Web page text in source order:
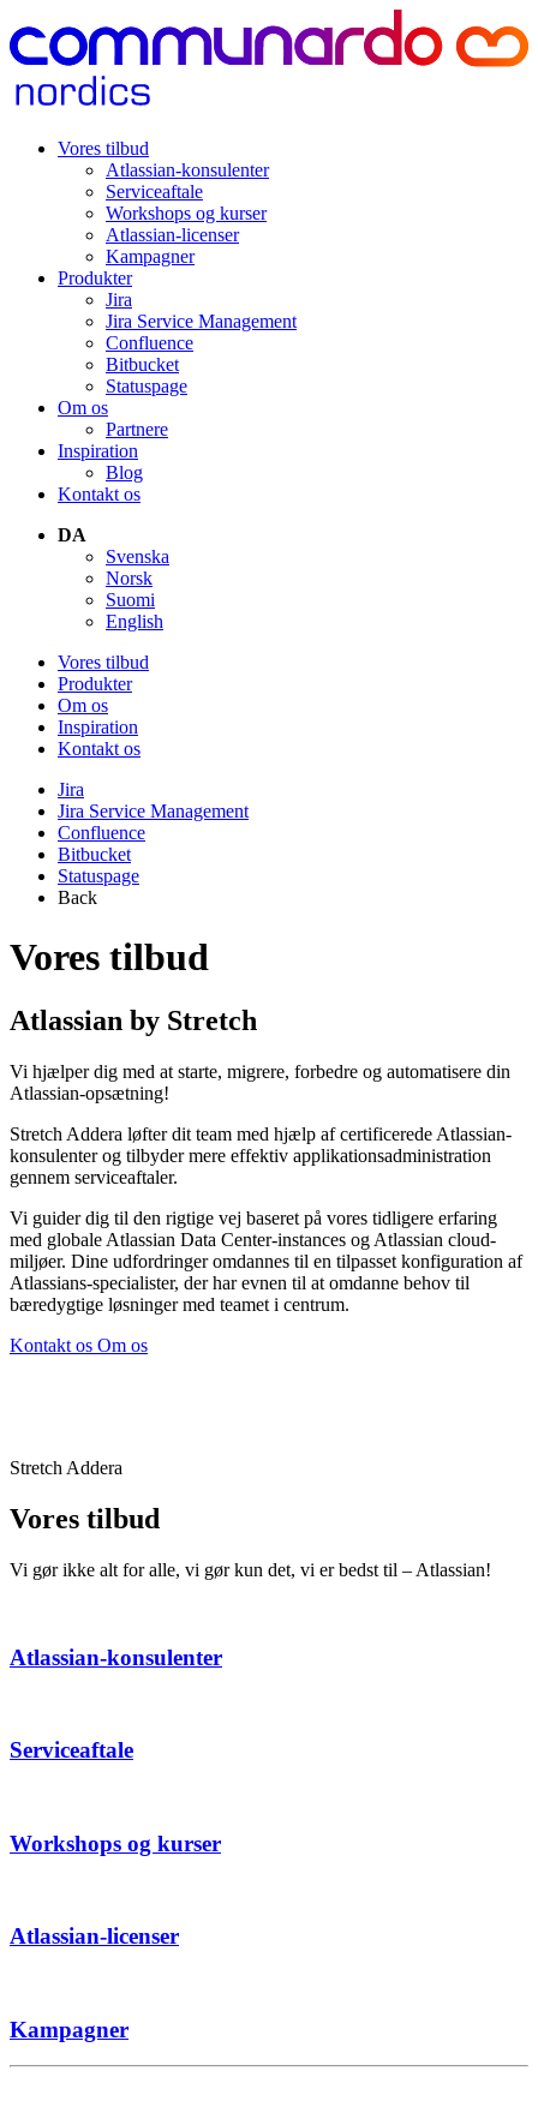
Vores tilbud
Atlassian-konsulenter
Serviceaftale
Workshops og kurser
Atlassian-licenser
Kampagner
Produkter
Jira
Jira Service Management
Confluence
Bitbucket
Statuspage
Om os
Partnere
Inspiration
Blog
Kontakt os
DA
Svenska
Norsk
Suomi
English
Vores tilbud
Produkter
Om os
Inspiration
Kontakt os
Jira
Jira Service Management
Confluence
Bitbucket
Statuspage
Back
Vores tilbud
Atlassian by Stretch
Vi hjælper dig med at starte, migrere, forbedre og automatisere din
Atlassian-opsætning!
Stretch Addera løfter dit team med hjælp af certificerede Atlassian-
konsulenter og tilbyder mere effektiv applikationsadministration
gennem serviceaftaler.
Vi guider dig til den rigtige vej baseret på vores tidligere erfaring
med globale Atlassian Data Center-instances og Atlassian cloud-
miljøer. Dine udfordringer omdannes til en tilpasset konfiguration af
Atlassians-specialister, der har evnen til at omdanne behov til
bæredygtige løsninger med teamet i centrum.
Kontakt os Om os
Stretch Addera
Vores tilbud
Vi gør ikke alt for alle, vi gør kun det, vi er bedst til – Atlassian!
Atlassian-konsulenter
Serviceaftale
Workshops og kurser
Atlassian-licenser
Kampagner